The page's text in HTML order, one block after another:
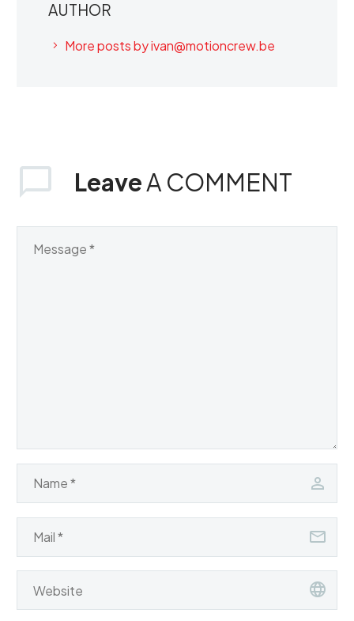
AUTHOR
More posts byivan@motioncrew.be
LeaveA COMMENT